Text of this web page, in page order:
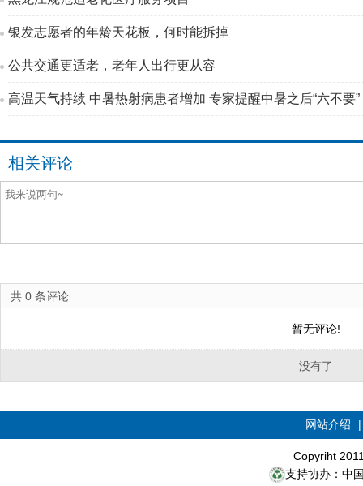
银发志愿者的年龄天花板，何时能拆掉
公共交通更适老，老年人出行更从容
高温天气持续 中暑热射病患者增加 专家提醒中暑之后“六不要”
相关评论
共 0 条评论
暂无评论!
没有了
网站介绍
Copyriht
支持协办：中